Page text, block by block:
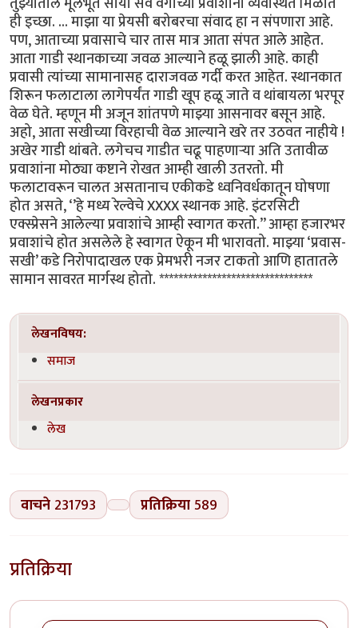
ही इच्छा. ... माझा या प्रेयसी बरोबरचा संवाद हा न संपणारा आहे.
पण, आताच्या प्रवासाचे चार तास मात्र आता संपत आले आहेत.
आता गाडी स्थानकाच्या जवळ आल्याने हळू झाली आहे. काही
प्रवासी त्यांच्या सामानासह दाराजवळ गर्दी करत आहेत. स्थानकात
शिरून फलाटाला लागेपर्यंत गाडी खूप हळू जाते व थांबायला भरपूर
वेळ घेते. म्हणून मी अजून शांतपणे माझ्या आसनावर बसून आहे.
अहो, आता सखीच्या विरहाची वेळ आल्याने खरे तर उठवत नाहीये !
अखेर गाडी थांबते. लगेचच गाडीत चढू पाहणाऱ्या अति उतावीळ
प्रवाशांना मोठ्या कष्टाने रोखत आम्ही खाली उतरतो. मी
फलाटावरून चालत असतानाच एकीकडे ध्वनिवर्धकातून घोषणा
होत असते, ‘’हे मध्य रेल्वेचे XXXX स्थानक आहे. इंटरसिटी
एक्स्प्रेसने आलेल्या प्रवाशांचे आम्ही स्वागत करतो.’’ आम्हा हजारभर
प्रवाशांचे होत असलेले हे स्वागत ऐकून मी भारावतो. माझ्या ‘प्रवास-
सखी’ कडे निरोपादाखल एक प्रेमभरी नजर टाकतो आणि हातातले
सामान सावरत मार्गस्थ होतो. ********************************
लेखनविषय:
समाज
लेखनप्रकार
लेख
वाचने 231793 प्रतिक्रिया589
प्रतिक्रिया